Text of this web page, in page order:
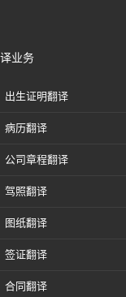
业务
出生证明翻译
病历翻译
公司章程翻译
驾照翻译
图纸翻译
签证翻译
合同翻译